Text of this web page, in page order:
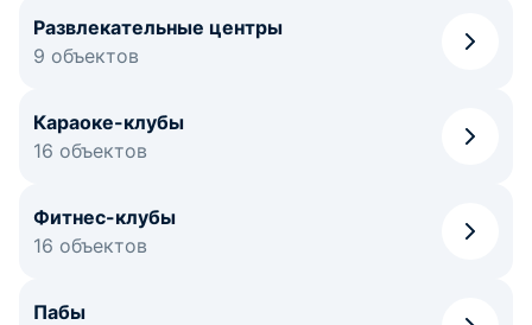
Развлекательные центры
9 объектов
Караоке-клубы
16 объектов
Фитнес-клубы
16 объектов
Пабы